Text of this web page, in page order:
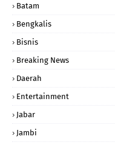
Batam
Bengkalis
Bisnis
Breaking News
Daerah
Entertainment
Jabar
Jambi